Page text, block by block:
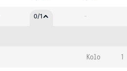
0/1 -
Kolo 1